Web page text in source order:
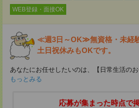
WEB登録・面接OK
≪週3日～OK≫無資格・未経
土日祝休みもOKです。
あなたにお任せしたいのは、【日常生活の
もっとみる
応募が集まった時点で